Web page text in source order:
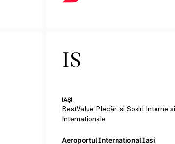
IS
IAȘI
BestValue Plecări si Sosiri Interne si
Internaționale
Aeroportul International Iasi